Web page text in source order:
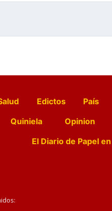
Edictos País
Quiniela Opinion
El Diario de Papel